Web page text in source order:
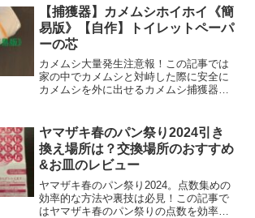
んと2024年、最新のスプーを描いたしょ
うこおねえさん。最新のスプーはいか
に！？
【捕獲器】カメムシホイホイ《簡
易版》【自作】トイレットペーパ
ーの芯
カメムシ大量発生注意報！この記事では
家の中でカメムシと対峙した際に安全に
カメムシを外に出せるカメムシ捕獲器の
メムシにお困りの方はぜひ作ってみてく
ださい。
ヤマザキ春のパン祭り2024引き
換え場所は？交換場所のおすすめ
&お皿のレビュー
ヤマザキ春のパン祭り2024。点数集めの
効率的な方法や裏技は必見！この記事で
はヤマザキ春のパン祭りの点数を効率よ